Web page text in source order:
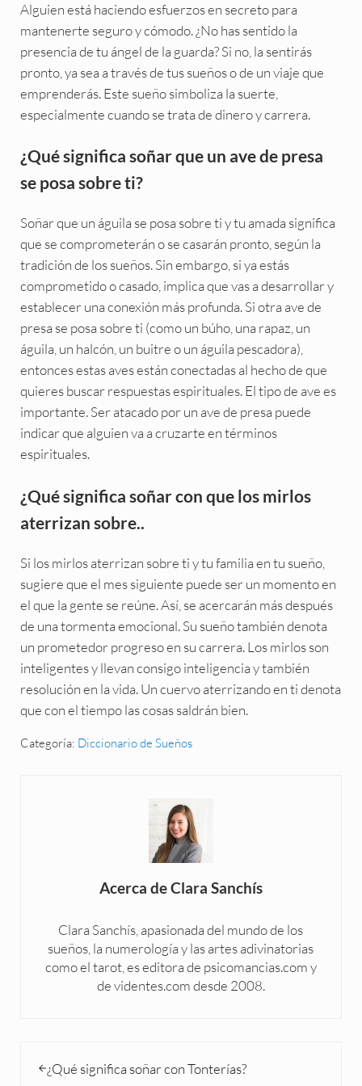
Alguien está haciendo esfuerzos en secreto para
mantenerte seguro y cómodo. ¿No has sentido la
presencia de tu ángel de la guarda? Si no, la sentirás
pronto, ya sea a través de tus sueños o de un viaje que
emprenderás. Este sueño simboliza la suerte,
especialmente cuando se trata de dinero y carrera.
¿Qué significa soñar que un ave de presa
se posa sobre ti?
Soñar que un águila se posa sobre ti y tu amada significa
que se comprometerán o se casarán pronto, según la
tradición de los sueños. Sin embargo, si ya estás
comprometido o casado, implica que vas a desarrollar y
establecer una conexión más profunda. Si otra ave de
presa se posa sobre ti (como un búho, una rapaz, un
águila, un halcón, un buitre o un águila pescadora),
entonces estas aves están conectadas al hecho de que
quieres buscar respuestas espirituales. El tipo de ave es
importante. Ser atacado por un ave de presa puede
indicar que alguien va a cruzarte en términos
espirituales.
¿Qué significa soñar con que los mirlos
aterrizan sobre..
Si los mirlos aterrizan sobre ti y tu familia en tu sueño,
sugiere que el mes siguiente puede ser un momento en
el que la gente se reúne. Así, se acercarán más después
de una tormenta emocional. Su sueño también denota
un prometedor progreso en su carrera. Los mirlos son
inteligentes y llevan consigo inteligencia y también
resolución en la vida. Un cuervo aterrizando en ti denota
que con el tiempo las cosas saldrán bien.
Categoría: Diccionario de Sueños
Acerca deClara Sanchís
Clara Sanchís, apasionada del mundo de los
sueños, la numerología y las artes adivinatorias
como el tarot, es editora de psicomancias.com y
de videntes.com desde 2008.
¿Qué significa soñar con Tonterías?